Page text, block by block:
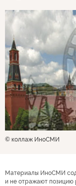
© коллаж ИноСМИ
Материалы ИноСМИ
и не отражают